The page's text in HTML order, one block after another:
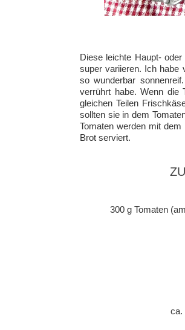
Diese leichte Haupt-
super variieren. Ich habe
so wunderbar
verrührt habe. Wenn die
gleichen Teilen
sollten sie in dem
Tomaten werden mit
Brot serviert.
300 g Tomaten
ca.